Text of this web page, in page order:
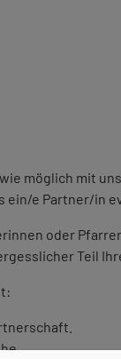
möglich mit
ein/e Partner/in
oder
Teil